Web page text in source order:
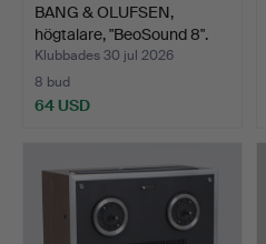
BANG & OLUFSEN,
högtalare, "BeoSound 8".
Klubbades 30 jul 2026
8 bud
64 USD